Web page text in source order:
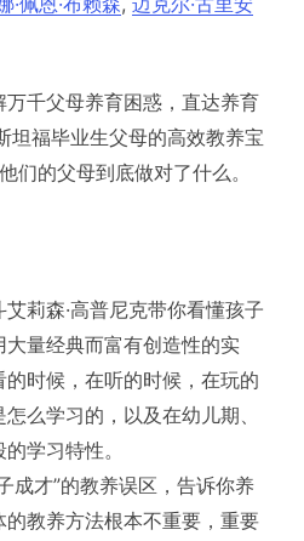
千父母养育困惑，直达养育
坦福毕业生父母的高效教养宝
们的父母到底做对了什么。
莉森·高普尼克带你看懂孩子
量经典而富有创造性的实
时候，在听的时候，在玩的
么学习的，以及在幼儿期、
学习特性。
成才”的教养误区，告诉你养
教养方法根本不重要，重要